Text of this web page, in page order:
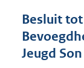
Besluit
Jeugd